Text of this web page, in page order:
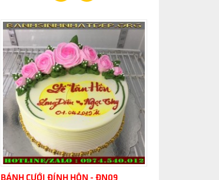
BÁNH CƯỚI ĐÍNH HÔN - ĐN09